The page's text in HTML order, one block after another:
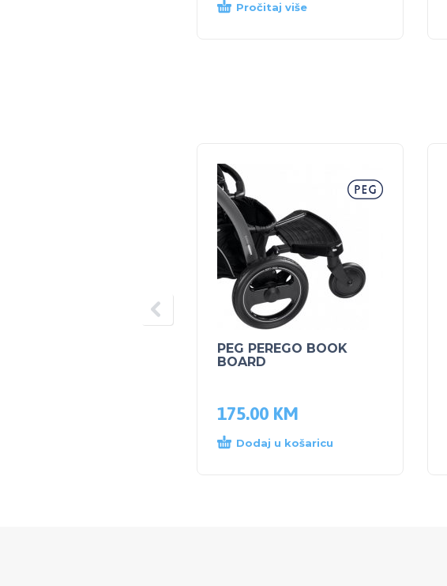
Pročitaj više
PEG PEREGO BOOK
BOARD
175.00 KM
Dodaj u košaricu